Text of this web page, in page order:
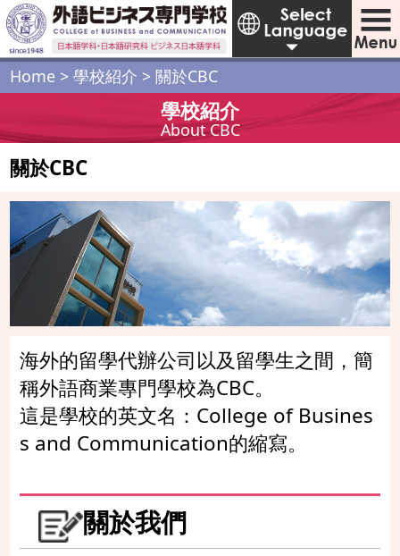
Home >學校紹介 >關於CBC
學校紹介
About CBC
關於CBC
海外的留學代辦公司以及留學生之間，簡
稱外語商業專門學校為CBC。
這是學校的英文名：College of Busines
s and Communication的縮寫。
關於我們